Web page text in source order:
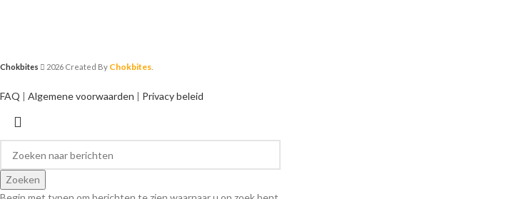
Chokbites 2026 Created By Chokbites
FAQ | Algemene voorwaarden | Privacy beleid
Zoeken